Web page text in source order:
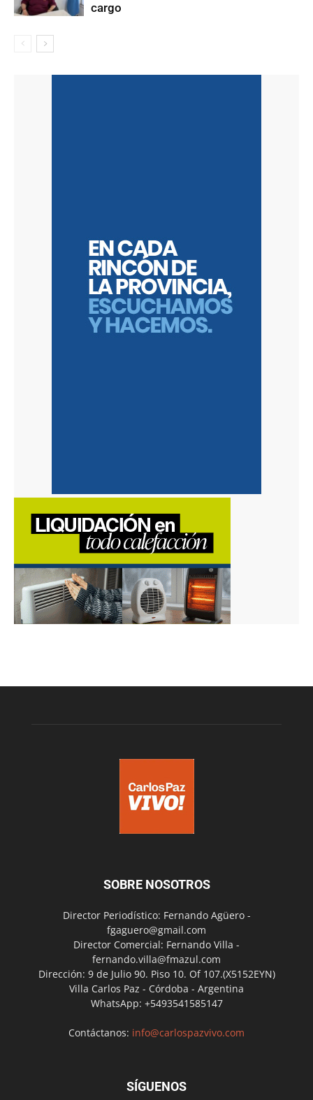
cargo
SOBRE NOSOTROS
Director Periodístico: Fernando Agüero -
fgaguero@gmail.com
Director Comercial: Fernando Villa -
fernando.villa@fmazul.com
Dirección: 9 de Julio 90. Piso 10. Of 107.(X5152EYN)
Villa Carlos Paz - Córdoba - Argentina
WhatsApp: +5493541585147
Contáctanos: info@carlospazvivo.com
SÍGUENOS